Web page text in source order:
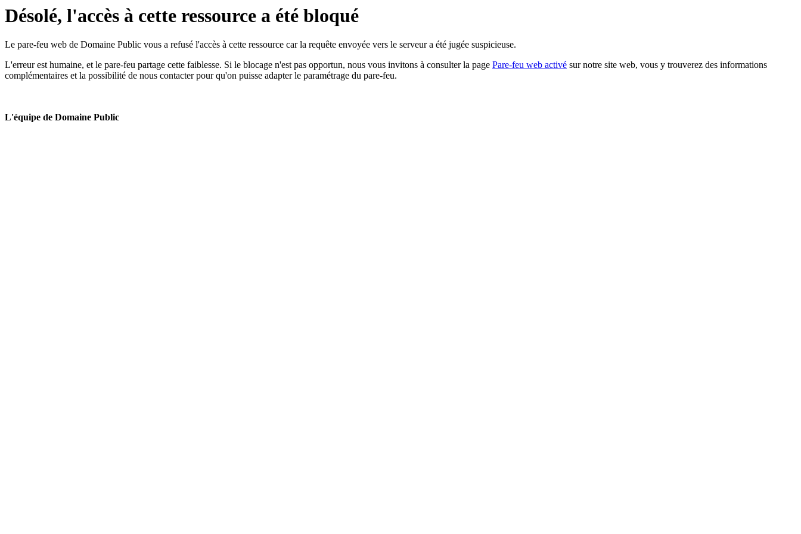
Désolé, l'accès à cette ressource a été bloqué
Le pare-feu web de Domaine Public vous a refusé l'accès à cette ressource car la requête envoyée vers le serveur a été jugée suspicieuse.
L'erreur est humaine, et le pare-feu partage cette faiblesse. Si le blocage n'est pas opportun, nous vous invitons à consulter la page Pare-feu web activé sur notre site web, vous y trouverez des informations
complémentaires et la possibilité de nous contacter pour qu'on puisse adapter le paramétrage du pare-feu.
L'équipe de Domaine Public